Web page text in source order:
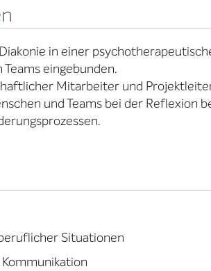
in einer
eingebunden.
Mitarbeiter und
und Teams bei der Reflexion
Situationen